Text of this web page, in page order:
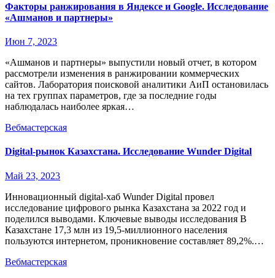
Факторы ранжирования в Яндексе и Google. Исследование
«Ашманов и партнеры»
Июн 7, 2023
«Ашманов и партнеры» выпустили новый отчет, в котором
рассмотрели изменения в ранжировании коммерчеcких
сайтов. Лаборатория поисковой аналитики АиП остановилась
на тех группах параметров, где за последние годы
наблюдалась наиболее яркая…
Вебмастерская
Digital-рынок Казахстана. Исследование Wunder Digital
Май 23, 2023
Инновационный digital-хаб Wunder Digital провел
исследование цифрового рынка Казахстана за 2022 год и
поделился выводами. Ключевые выводы исследования В
Казахстане 17,3 млн из 19,5-миллионного населения
пользуются интернетом, проникновение составляет 89,2%.…
Вебмастерская